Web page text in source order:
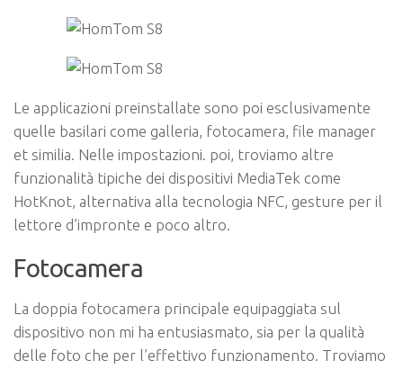
Le applicazioni preinstallate sono poi esclusivamente
quelle basilari come galleria, fotocamera, file manager
et similia. Nelle impostazioni. poi, troviamo altre
funzionalità tipiche dei dispositivi MediaTek come
HotKnot, alternativa alla tecnologia NFC, gesture per il
lettore d’impronte e poco altro.
Fotocamera
La doppia fotocamera principale equipaggiata sul
dispositivo non mi ha entusiasmato, sia per la qualità
delle foto che per l’effettivo funzionamento. Troviamo